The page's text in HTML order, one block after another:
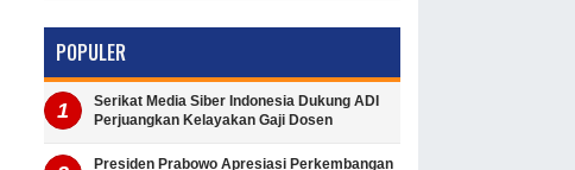
POPULER
Serikat Media Siber Indonesia Dukung ADI
Perjuangkan Kelayakan Gaji Dosen
Presiden Prabowo Apresiasi Perkembangan